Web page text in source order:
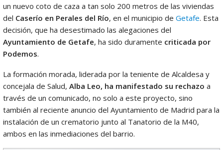
un nuevo coto de caza a tan solo 200 metros de las viviendas
del Caserío en Perales del Río, en el municipio de Getafe. Esta
decisión, que ha desestimado las alegaciones del
Ayuntamiento de Getafe, ha sido duramente criticada por
Podemos.
La formación morada, liderada por la teniente de Alcaldesa y
concejala de Salud, Alba Leo, ha manifestado su rechazo a
través de un comunicado, no solo a este proyecto, sino
también al reciente anuncio del Ayuntamiento de Madrid para la
instalación de un crematorio junto al Tanatorio de la M40,
ambos en las inmediaciones del barrio.